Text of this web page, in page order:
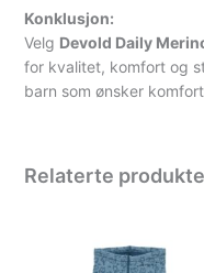
Konklusjon:
Velg Devold Daily
for kvalitet, komfort og
barn som ønsker
Relaterte